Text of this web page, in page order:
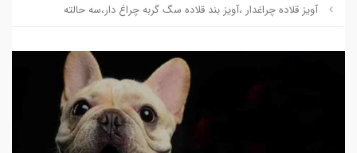
آویز قلاده چراغدار ،آویز بند قلاده سگ گربه چراغ دار،سه حالته